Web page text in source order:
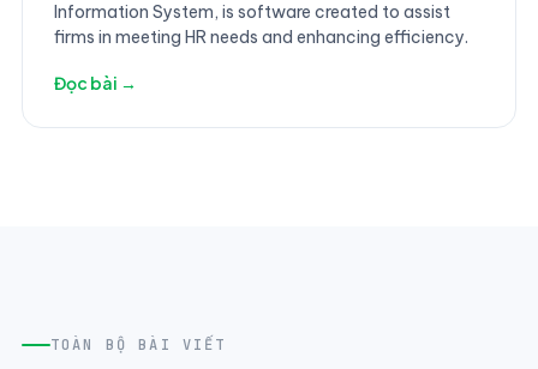
Information System, is software created to assist
firms in meeting HR needs and enhancing efficiency.
Đọc bài →
TOÀN BỘ BÀI VIẾT